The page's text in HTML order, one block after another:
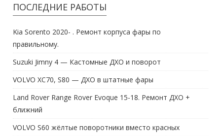
ПОСЛЕДНИЕ РАБОТЫ
Kia Sorento 2020- . Ремонт корпуса фары по
правильному.
Suzuki Jimny 4 — Кастомные ДХО и поворот
VOLVO XC70, S80 — ДХО в штатные фары
Land Rover Range Rover Evoque 15-18. Ремонт ДХО +
ближний
VOLVO S60 жёлтые поворотники вместо красных